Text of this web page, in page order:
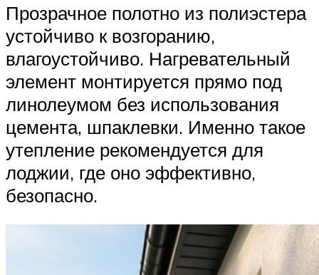
Прозрачное полотно из полиэстера
устойчиво к возгоранию,
влагоустойчиво. Нагревательный
элемент монтируется прямо под
линолеумом без использования
цемента, шпаклевки. Именно такое
утепление рекомендуется для
лоджии, где оно эффективно,
безопасно.